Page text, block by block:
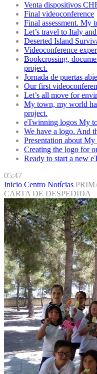
Venta dispositivos
Final videoconference
Final assessment. My
Let’s travel to Italy
Deserted Island
Videoconference
Bookcrossing,
project.
Jornada de puertas
Our first
Let’s all move for
My town, my world
project.
eTwinning logos My
We have a logo. And
Presentation about
Creating the logo for
Ready to start a new
05:47
Inicio Centro Notícias
CARTA DE DESPEDIDA